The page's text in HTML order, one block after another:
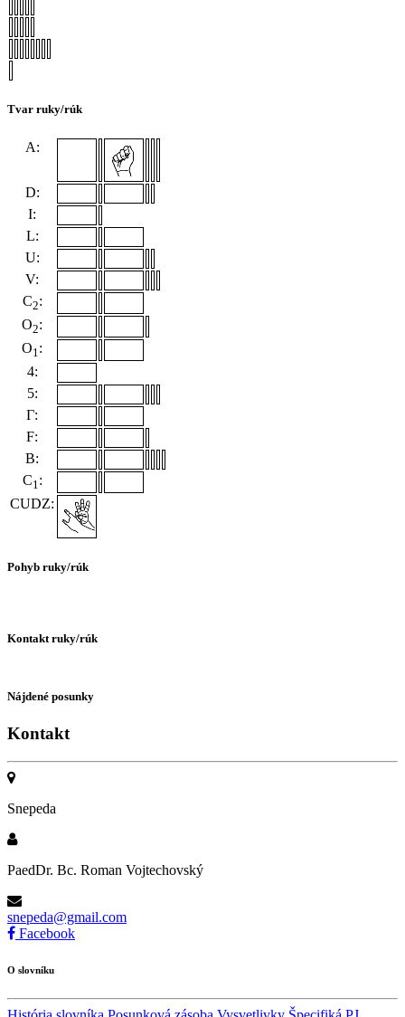
Tvar ruky/rúk
A:
D:
I:
L:
U:
V:
C2:
O2:
O1:
4:
5:
Γ:
F:
B:
C1:
CUDZ:
Pohyb ruky/rúk
Kontakt ruky/rúk
Nájdené posunky
Kontakt
Snepeda
PaedDr. Bc. Roman Vojtechovský
snepeda@gmail.com
Facebook
O slovníku